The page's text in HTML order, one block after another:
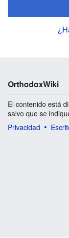
OrthodoxWiki
El contenido está
salvo que se
Privacidad